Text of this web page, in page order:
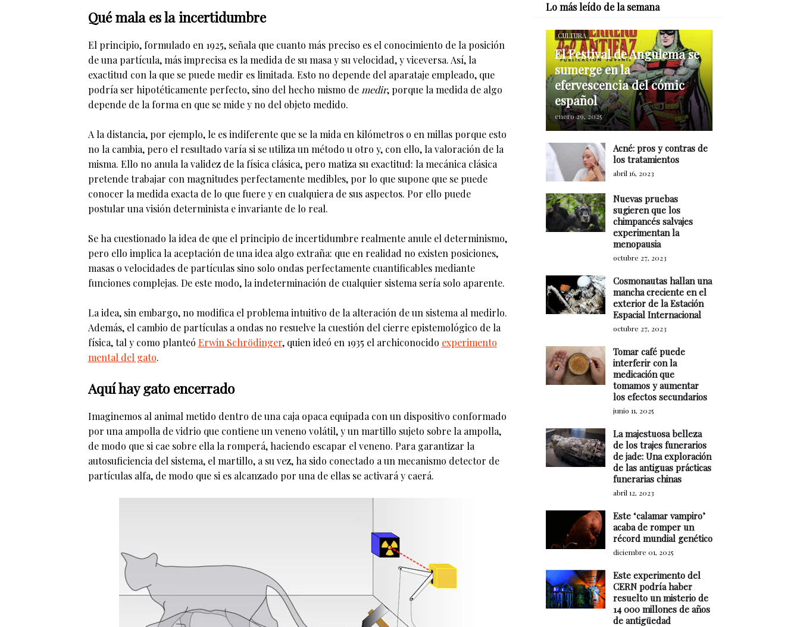
Qué mala es la incertidumbre
El principio, formulado en 1925, señala que cuanto más preciso es el conocimiento de la posición
de una partícula, más imprecisa es la medida de su masa y su velocidad, y viceversa. Así, la
exactitud con la que se puede medir es limitada. Esto no depende del aparataje empleado, que
podría ser hipotéticamente perfecto, sino del hecho mismo de medir, porque la medida de algo
depende de la forma en que se mide y no del objeto medido.
A la distancia, por ejemplo, le es indiferente que se la mida en kilómetros o en millas porque esto
no la cambia, pero el resultado varía si se utiliza un método u otro y, con ello, la valoración de la
misma. Ello no anula la validez de la física clásica, pero matiza su exactitud: la mecánica clásica
pretende trabajar con magnitudes perfectamente medibles, por lo que supone que se puede
conocer la medida exacta de lo que fuere y en cualquiera de sus aspectos. Por ello puede
postular una visión determinista e invariante de lo real.
Se ha cuestionado la idea de que el principio de incertidumbre realmente anule el determinismo,
pero ello implica la aceptación de una idea algo extraña: que en realidad no existen posiciones,
masas o velocidades de partículas sino solo ondas perfectamente cuantificables mediante
funciones complejas. De este modo, la indeterminación de cualquier sistema sería solo aparente.
La idea, sin embargo, no modifica el problema intuitivo de la alteración de un sistema al medirlo.
Además, el cambio de partículas a ondas no resuelve la cuestión del cierre epistemológico de la
física, tal y como planteó Erwin Schrödinger, quien ideó en 1935 el archiconocido experimento
mental del gato.
Aquí hay gato encerrado
Imaginemos al animal metido dentro de una caja opaca equipada con un dispositivo conformado
por una ampolla de vidrio que contiene un veneno volátil, y un martillo sujeto sobre la ampolla,
de modo que si cae sobre ella la romperá, haciendo escapar el veneno. Para garantizar la
autosuficiencia del sistema, el martillo, a su vez, ha sido conectado a un mecanismo detector de
partículas alfa, de modo que si es alcanzado por una de ellas se activará y caerá.
Lo más leído de la semana
CULTURA
El Festival de Angulema se
sumerge en la
efervescencia del cómic
español
enero 29, 2025
Acné: pros y contras de
los tratamientos
abril 16, 2023
Nuevas pruebas
sugieren que los
chimpancés salvajes
experimentan la
menopausia
octubre 27, 2023
Cosmonautas hallan una
mancha creciente en el
exterior de la Estación
Espacial Internacional
octubre 27, 2023
Tomar café puede
interferir con la
medicación que
tomamos y aumentar
los efectos secundarios
junio 11, 2025
La majestuosa belleza
de los trajes funerarios
de jade: Una exploración
de las antiguas prácticas
funerarias chinas
abril 12, 2023
Este ‘calamar vampiro’
acaba de romper un
récord mundial genético
diciembre 01, 2025
Este experimento del
CERN podría haber
resuelto un misterio de
14 000 millones de años
de antigüedad